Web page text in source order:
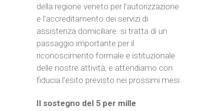
della regione veneto per l’autorizzazione
e l’accreditamento dei servizi di
assistenza domiciliare. si tratta di un
passaggio importante per il
riconoscimento formale e istituzionale
delle nostre attività, e attendiamo con
fiducia l’esito previsto nei prossimi mesi.
Il sostegno del 5 per mille